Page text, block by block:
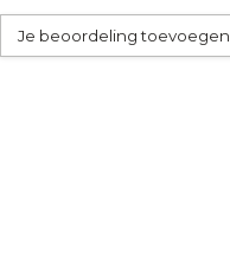
Je beoordeling toevoegen